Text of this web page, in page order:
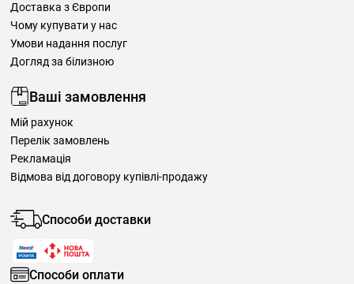
Доставка з Європи
Чому купувати у нас
Умови надання послуг
Догляд за білизною
Ваші замовлення
Мій рахунок
Перелік замовлень
Рекламація
Відмова від договору купівлі-продажу
Способи доставки
Способи оплати